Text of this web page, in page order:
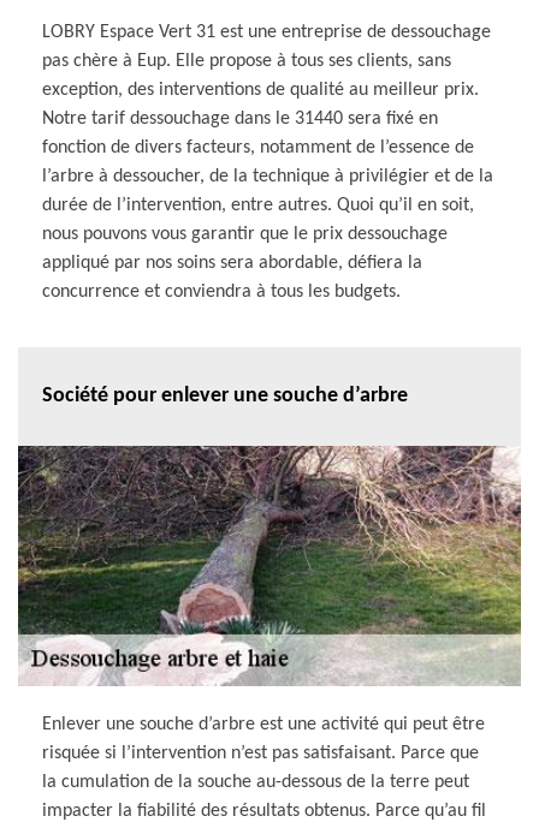
LOBRY Espace Vert 31 est une entreprise de dessouchage
pas chère à Eup. Elle propose à tous ses clients, sans
exception, des interventions de qualité au meilleur prix.
Notre tarif dessouchage dans le 31440 sera fixé en
fonction de divers facteurs, notamment de l’essence de
l’arbre à dessoucher, de la technique à privilégier et de la
durée de l’intervention, entre autres. Quoi qu’il en soit,
nous pouvons vous garantir que le prix dessouchage
appliqué par nos soins sera abordable, défiera la
concurrence et conviendra à tous les budgets.
Société pour enlever une souche d’arbre
Enlever une souche d’arbre est une activité qui peut être
risquée si l’intervention n’est pas satisfaisant. Parce que
la cumulation de la souche au-dessous de la terre peut
impacter la fiabilité des résultats obtenus. Parce qu’au fil